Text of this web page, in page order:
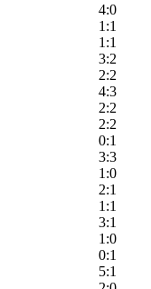
4:0
1:1
1:1
3:2
2:2
4:3
2:2
2:2
0:1
3:3
1:0
2:1
1:1
3:1
1:0
0:1
5:1